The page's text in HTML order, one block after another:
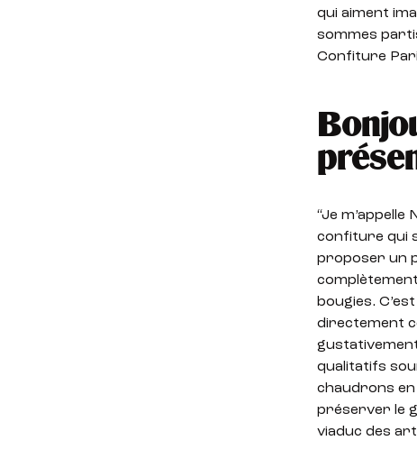
qui aiment
sommes
Confiture
“Je
confiture qui
proposer un
complètement
bougies.
directement
qualitatifs
chaudrons
préserver le
viaduc des